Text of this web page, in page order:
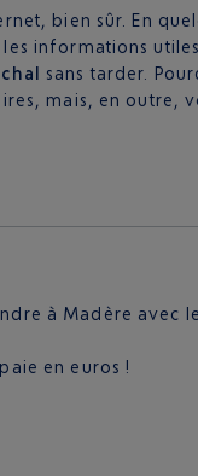
bien sûr. En
informations
sans tarder.
mais, en outre,
à Madère avec
en euros !